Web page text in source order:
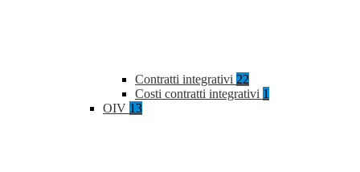
Contratti integrativi 22
Costi contratti integrativi 1
OIV 13